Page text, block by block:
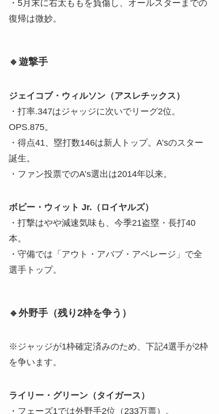
・5月末に右太ももを負傷し、オールスターまでの
復帰は微妙。
🔹遊撃手
ジェイコブ・ウィルソン（アスレチックス）
・打率.347はジャッジに次いでリーグ2位。
OPS.875。
・得点41、塁打数146は新人トップ。A’sのスター
誕生。
・ファン投票でのA’s選出は2014年以来。
ボビー・ウィット Jr.（ロイヤルズ）
・打撃はやや減速気味も、今季21盗塁・長打40
本。
・守備では「アウト・アバブ・アベレージ」で全
選手トップ。
🔹外野手（残り2枠を争う）
※ジャッジが1枠確定済みのため、下記4選手が2枠
を争います。
ライリー・グリーン（タイガース）
・フェーズ1では外野手2位（233万票）。